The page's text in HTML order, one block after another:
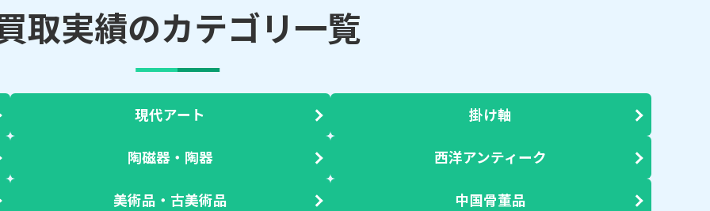
取実績のカテゴリ一覧
現代アート 掛け軸
陶磁器・陶器 西洋アンティーク
美術品・古美術品 中国骨董品